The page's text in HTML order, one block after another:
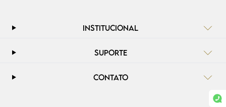
INSTITUCIONAL
SUPORTE
CONTATO